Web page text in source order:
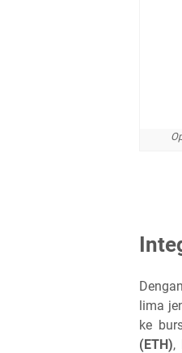
lima
ke
(ETH),